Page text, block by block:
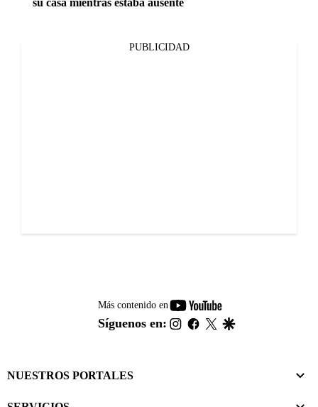
PUBLICIDAD
Más contenido en
youtube-
footer
Síguenos en: instagram
facebook
twitter
NUESTROS PORTALES